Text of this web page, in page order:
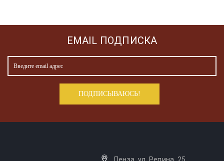
EMAIL ПОДПИСКА